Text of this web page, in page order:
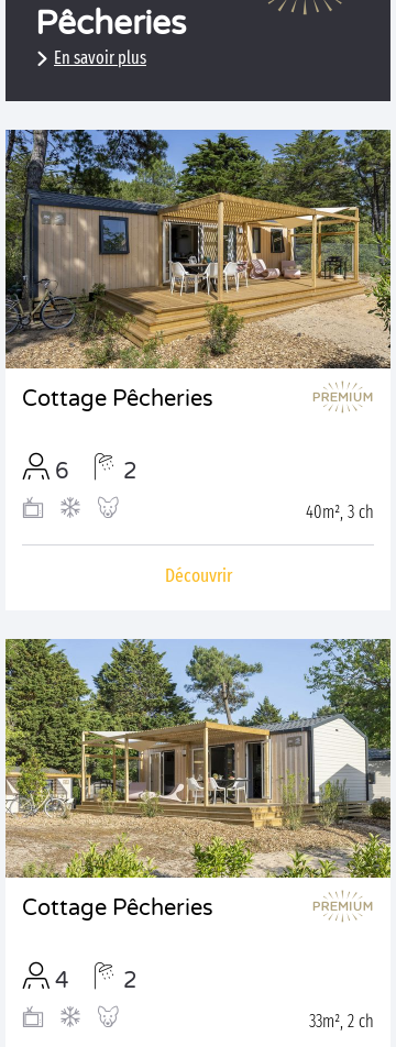
Pêcheries
En savoir plus
Cottage Pêcheries
6 2
40m², 3 ch
Découvrir
Cottage Pêcheries
4 2
33m², 2 ch